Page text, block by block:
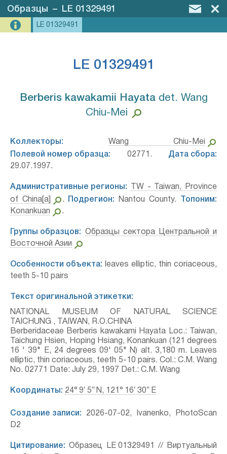
Образцы – LE 01329491
LE 01329491
LE 01329491
Berberis kawakamii Hayata⁣det. Wang
Chiu-Mei
Коллекторы:
Wang Chiu-Mei
Полевой номер образца: 02771. Дата сбора:
29.07.1997.
Административные регионы:
TW - Taiwan, Province
of China[a]
. Подрегион: Nantou County.
Топоним:
Konankuan
.
Группы образцов:
Образцы сектора Центральной и
Восточной Азии
Особенности объекта: leaves elliptic, thin coriaceous,
teeth 5-10 pairs
Текст оригинальной этикетки:
NATIONAL MUSEUM OF NATURAL SCIENCE
TAICHUNG , TAIWAN, R.O.CHINA
Berberidaceae Berberis kawakami Hayata Loc.: Taiwan,
Taichung Hsien, Hoping Hsiang, Konankuan (121 degrees
16 ' 39" E, 24 degrees 09' 05" N) alt. 3,180 m. Leaves
elliptic, thin coriaceous, teeth 5-10 pairs. Col.: C.M. Wang
No. 02771 Date: July 29, 1997 Det.: C.M. Wang
Координаты: 24° 9′ 5″ N, 121° 16′ 30″ E
Создание записи: 2026-07-02, Ivanenko, PhotoScan
D2
Цитирование: Образец LE 01329491 // Виртуальный